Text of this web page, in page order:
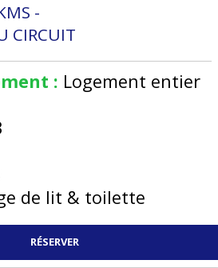
CIRCUIT
: Logement entier
de lit & toilette
RÉSERVER